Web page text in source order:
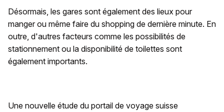
Désormais, les gares sont également des lieux pour
manger ou même faire du shopping de dernière minute. En
outre, d'autres facteurs comme les possibilités de
stationnement ou la disponibilité de toilettes sont
également importants.
Une nouvelle étude du portail de voyage suisse